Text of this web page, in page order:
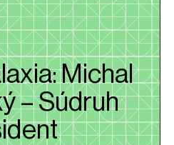
Michal
– Súdruh